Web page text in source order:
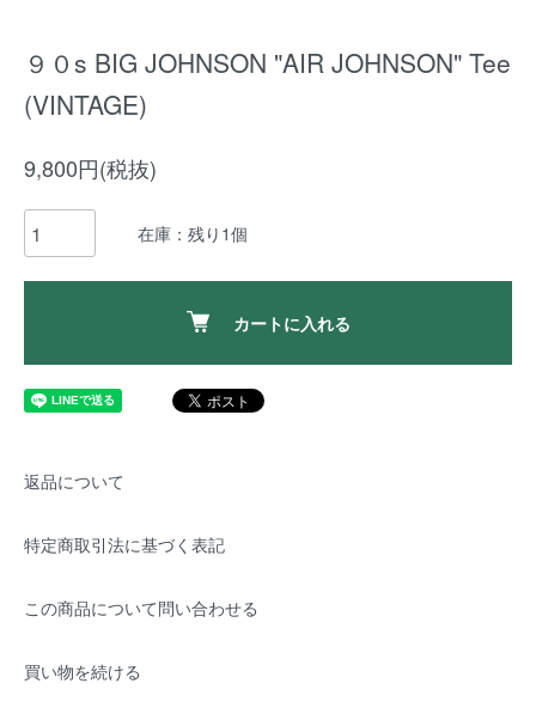
９０s BIG JOHNSON "AIR JOHNSON" Tee
(VINTAGE)
9,800円(税抜)
在庫：残り1個
カートに入れる
返品について
特定商取引法に基づく表記
この商品について問い合わせる
買い物を続ける